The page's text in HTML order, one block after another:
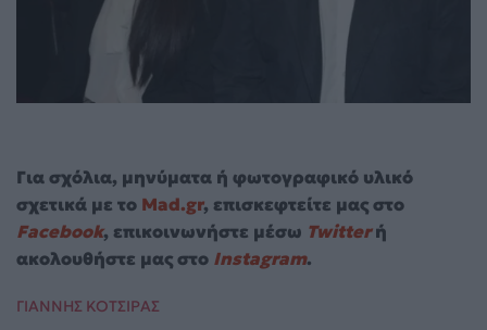
Για σχόλια, μηνύματα ή φωτογραφικό υλικό
σχετικά με το Mad.gr, επισκεφτείτε μας στο
Facebook, επικοινωνήστε μέσω Twitterή
ακολουθήστε μας στο Instagram.
ΓΙΑΝΝΗΣ ΚΟΤΣΙΡΑΣ